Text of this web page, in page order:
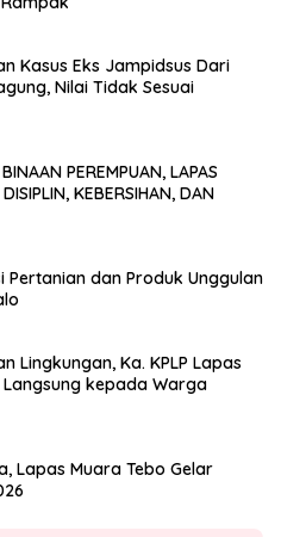
Kasus Eks Jampidsus Dari
Nilai Tidak Sesuai
PEREMPUAN, LAPAS
KEBERSIHAN, DAN
Pertanian dan Produk Unggulan
Lingkungan, Ka. KPLP Lapas
kepada Warga
Lapas Muara Tebo Gelar